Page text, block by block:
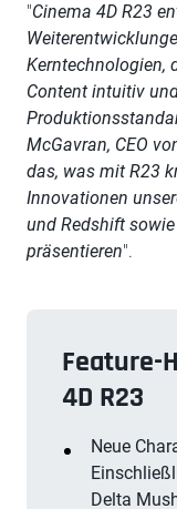
"Cinema 4D R23
Kerntechnologien,
Content intuitiv
McGavran, CEO
das, was mit R23
Innovationen
und Redshift
präsentieren".
Feature-
4D R23
Neue
Delta